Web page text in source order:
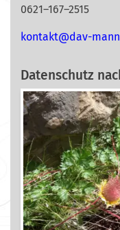
0621–167–2515
m-vad
@tkat
nok
Datenschutz